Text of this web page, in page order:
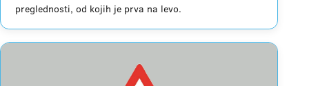
preglednosti, od kojih je prva na levo.